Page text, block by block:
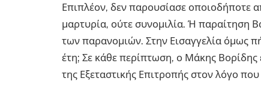
Επιπλέον, δεν παρουσίασε οποιοδήποτε
μαρτυρία, ούτε συνομιλία. Ή παραίτηση
των παρανομιών. Στην Εισαγγελία όμως
έτη; Σε κάθε περίπτωση, ο Μάκης Βορίδης
της Εξεταστικής Επιτροπής στον λόγο